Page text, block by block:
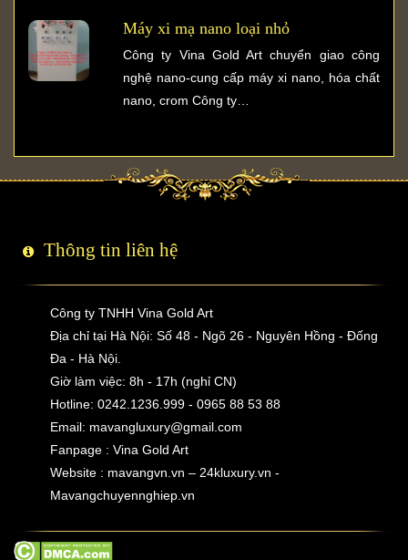
Máy xi mạ nano loại nhỏ
Công ty Vina Gold Art chuyển giao công
nghệ nano-cung cấp máy xi nano, hóa chất
nano, crom Công ty…
Thông tin liên hệ
Công ty TNHH Vina Gold Art
Địa chỉ tại Hà Nội: Số 48 - Ngõ 26 - Nguyên Hồng - Đống
Đa - Hà Nội.
Giờ làm việc: 8h - 17h (nghỉ CN)
Hotline: 0242.1236.999 - 0965 88 53 88
Email: mavangluxury@gmail.com
Fanpage : Vina Gold Art
Website : mavangvn.vn – 24kluxury.vn -
Mavangchuyennghiep.vn